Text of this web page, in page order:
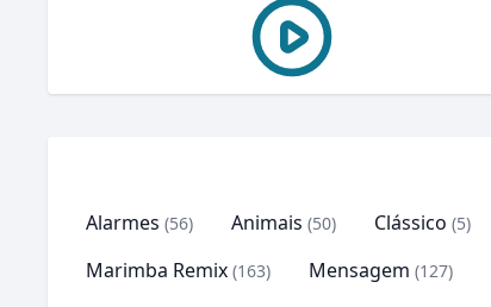
Alarmes (56) Animais (50) Clássico (5)
Marimba Remix (163) Mensagem (127)